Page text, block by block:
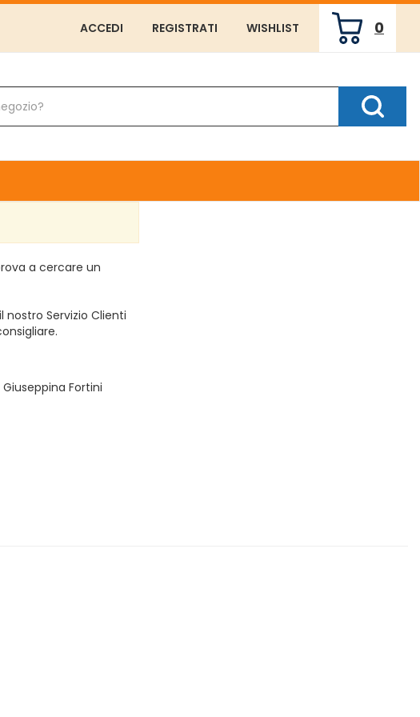
ACCEDI REGISTRATI WISHLIST 0
ARTICOLI
INSERITI
Cerca
a cercare un
Servizio Clienti
Fortini